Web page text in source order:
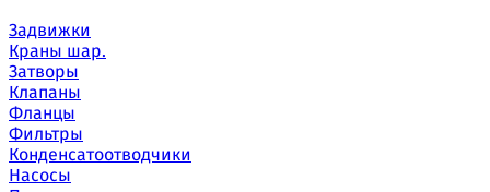
Задвижки
Краны шар.
Затворы
Клапаны
Фланцы
Фильтры
Конденсатоотводчики
Насосы